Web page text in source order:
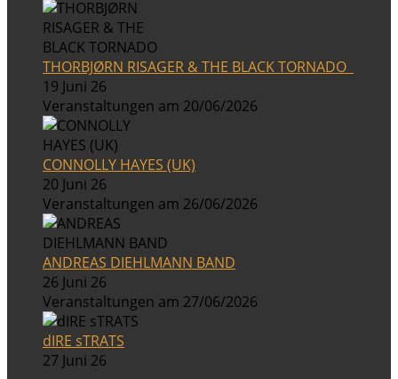
THORBJØRN RISAGER & THE BLACK TORNADO
19 Juni 26
Veranstaltungen am 20/06/2026
CONNOLLY HAYES (UK)
20 Juni 26
Veranstaltungen am 26/06/2026
ANDREAS DIEHLMANN BAND
26 Juni 26
Veranstaltungen am 27/06/2026
dIRE sTRATS
27 Juni 26